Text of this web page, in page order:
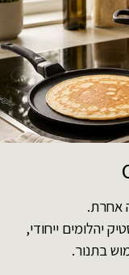
אחרת.
יהלומים ייחודי,
בתנור.